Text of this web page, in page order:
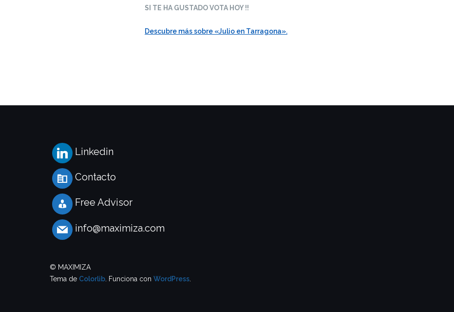
SI TE HA GUSTADO VOTA HOY !!
Descubre más sobre «Julio en Tarragona».
Linkedin
Contacto
Free Advisor
info@maximiza.com
© MAXIMIZA
Tema de Colorlib. Funciona con WordPress.